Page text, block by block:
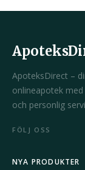
ApoteksDirect –
onlineapotek
och personlig
FÖLJ OSS
NYA PRODUKTER